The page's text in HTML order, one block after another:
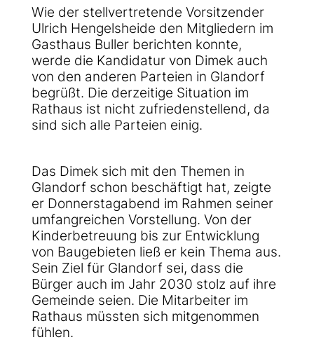
Wie der stellvertretende Vorsitzender
Ulrich Hengelsheide den Mitgliedern im
Gasthaus Buller berichten konnte,
werde die Kandidatur von Dimek auch
von den anderen Parteien in Glandorf
begrüßt. Die derzeitige Situation im
Rathaus ist nicht zufriedenstellend, da
sind sich alle Parteien einig.
Das Dimek sich mit den Themen in
Glandorf schon beschäftigt hat, zeigte
er Donnerstagabend im Rahmen seiner
umfangreichen Vorstellung. Von der
Kinderbetreuung bis zur Entwicklung
von Baugebieten ließ er kein Thema aus.
Sein Ziel für Glandorf sei, dass die
Bürger auch im Jahr 2030 stolz auf ihre
Gemeinde seien. Die Mitarbeiter im
Rathaus müssten sich mitgenommen
fühlen.